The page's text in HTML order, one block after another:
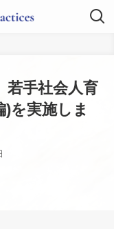
手社会人育
を実施しま